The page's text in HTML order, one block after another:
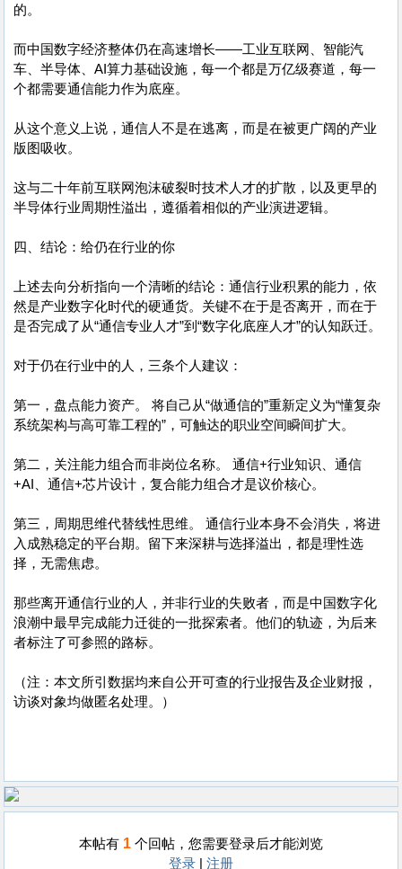
的。
而中国数字经济整体仍在高速增长——工业互联网、智能汽
车、半导体、AI算力基础设施，每一个都是万亿级赛道，每一
个都需要通信能力作为底座。
从这个意义上说，通信人不是在逃离，而是在被更广阔的产业
版图吸收。
这与二十年前互联网泡沫破裂时技术人才的扩散，以及更早的
半导体行业周期性溢出，遵循着相似的产业演进逻辑。
四、结论：给仍在行业的你
上述去向分析指向一个清晰的结论：通信行业积累的能力，依
然是产业数字化时代的硬通货。关键不在于是否离开，而在于
是否完成了从“通信专业人才”到“数字化底座人才”的认知跃迁。
对于仍在行业中的人，三条个人建议：
第一，盘点能力资产。 将自己从“做通信的”重新定义为“懂复杂
系统架构与高可靠工程的”，可触达的职业空间瞬间扩大。
第二，关注能力组合而非岗位名称。 通信+行业知识、通信
+AI、通信+芯片设计，复合能力组合才是议价核心。
第三，周期思维代替线性思维。 通信行业本身不会消失，将进
入成熟稳定的平台期。留下来深耕与选择溢出，都是理性选
择，无需焦虑。
那些离开通信行业的人，并非行业的失败者，而是中国数字化
浪潮中最早完成能力迁徙的一批探索者。他们的轨迹，为后来
者标注了可参照的路标。
（注：本文所引数据均来自公开可查的行业报告及企业财报，
访谈对象均做匿名处理。）
本帖有 1 个回帖，您需要登录后才能浏览
登录
注册